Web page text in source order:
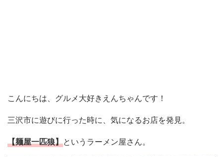
こんにちは、グルメ大好きえんちゃんです！
三沢市に遊びに行った時に、気になるお店を発見。
【麺屋一匹狼】というラーメン屋さん。